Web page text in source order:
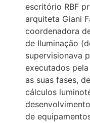
escritório RBF
arquiteta Giani
coordenadora
de Iluminação
supervisionava
executados
as suas fases,
cálculos
de